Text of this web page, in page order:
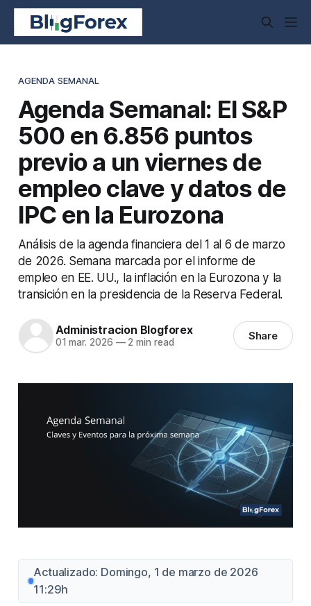
AGENDA SEMANAL
Agenda Semanal: El S&P
500 en 6.856 puntos
previo a un viernes de
empleo clave y datos de
IPC en la Eurozona
Análisis de la agenda financiera del 1 al 6 de marzo
de 2026. Semana marcada por el informe de
empleo en EE. UU., la inflación en la Eurozona y la
transición en la presidencia de la Reserva Federal.
Administracion Blogforex
01 mar. 2026 —2 min read Share
Actualizado: Domingo, 1 de marzo de 2026
11:29h